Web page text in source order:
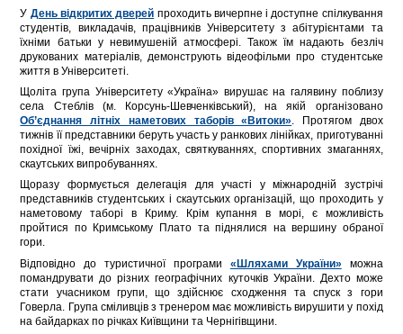
У День відкритих дверей проходить вичерпне і доступне спілкування
студентів, викладачів, працівників Університету з абітурієнтами та
їхніми батьки у невимушеній атмосфері. Також їм надають безліч
друкованих матеріалів, демонструють відеофільми про студентське
життя в Університеті.
Щоліта група Університету «Україна» вирушає на галявину поблизу
села Стеблів (м. Корсунь-Шевченківський), на якій організовано
Об’єднання літніх наметових таборів «Витоки». Протягом двох
тижнів її представники беруть участь у ранкових лінійках, приготуванні
похідної їжі, вечірніх заходах, святкуваннях, спортивних змаганнях,
скаутських випробуваннях.
Щоразу формується делегація для участі у міжнародній зустрічі
представників студентських і скаутських організацій, що проходить у
наметовому таборі в Криму. Крім купання в морі, є можливість
пройтися по Кримському Плато та піднялися на вершину обраної
гори.
Відповідно до туристичної програми «Шляхами України» можна
помандрувати до різних географічних куточків України. Дехто може
стати учасником групи, що здійснює сходження та спуск з гори
Говерла. Група сміливців з тренером має можливість вирушити у похід
на байдарках по річках Київщини та Чернігівщини.